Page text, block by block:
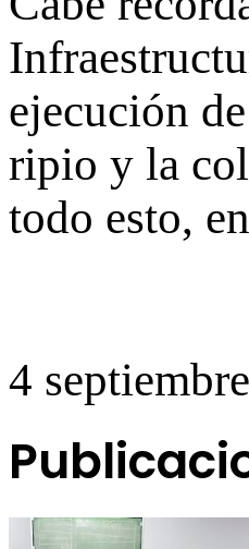
ejecución
ripio y la
todo esto,
4